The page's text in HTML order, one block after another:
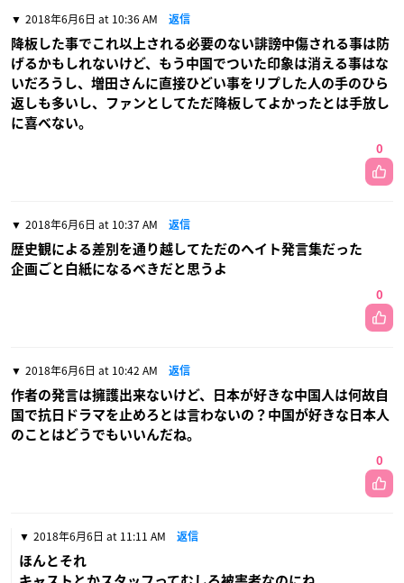
2018年6月6日 at 10:36 AM 返信
降板した事でこれ以上される必要のない誹謗中傷される事は防
げるかもしれないけど、もう中国でついた印象は消える事はな
いだろうし、増田さんに直接ひどい事をリプした人の手のひら
返しも多いし、ファンとしてただ降板してよかったとは手放し
に喜べない。
0
2018年6月6日 at 10:37 AM 返信
歴史観による差別を通り越してただのヘイト発言集だった
企画ごと白紙になるべきだと思うよ
0
2018年6月6日 at 10:42 AM 返信
作者の発言は擁護出来ないけど、日本が好きな中国人は何故自
国で抗日ドラマを止めろとは言わないの？中国が好きな日本人
のことはどうでもいいんだね。
0
2018年6月6日 at 11:11 AM 返信
ほんとそれ